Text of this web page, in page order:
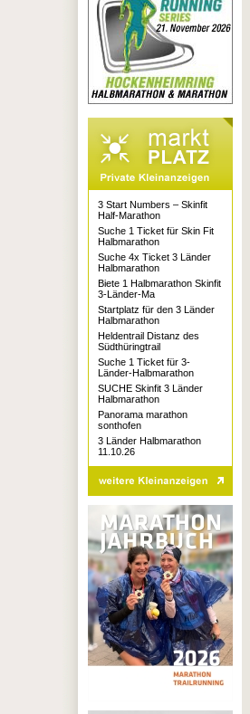
3 Start Numbers – Skinfit
Half-Marathon
Suche 1 Ticket für Skin Fit
Halbmarathon
Suche 4x Ticket 3 Länder
Halbmarathon
Biete 1 Halbmarathon Skinfit
3-Länder-Ma
Startplatz für den 3 Länder
Halbmarathon
Heldentrail Distanz des
Südthüringtrail
Suche 1 Ticket für 3-
Länder-Halbmarathon
SUCHE Skinfit 3 Länder
Halbmarathon
Panorama marathon
sonthofen
3 Länder Halbmarathon
11.10.26